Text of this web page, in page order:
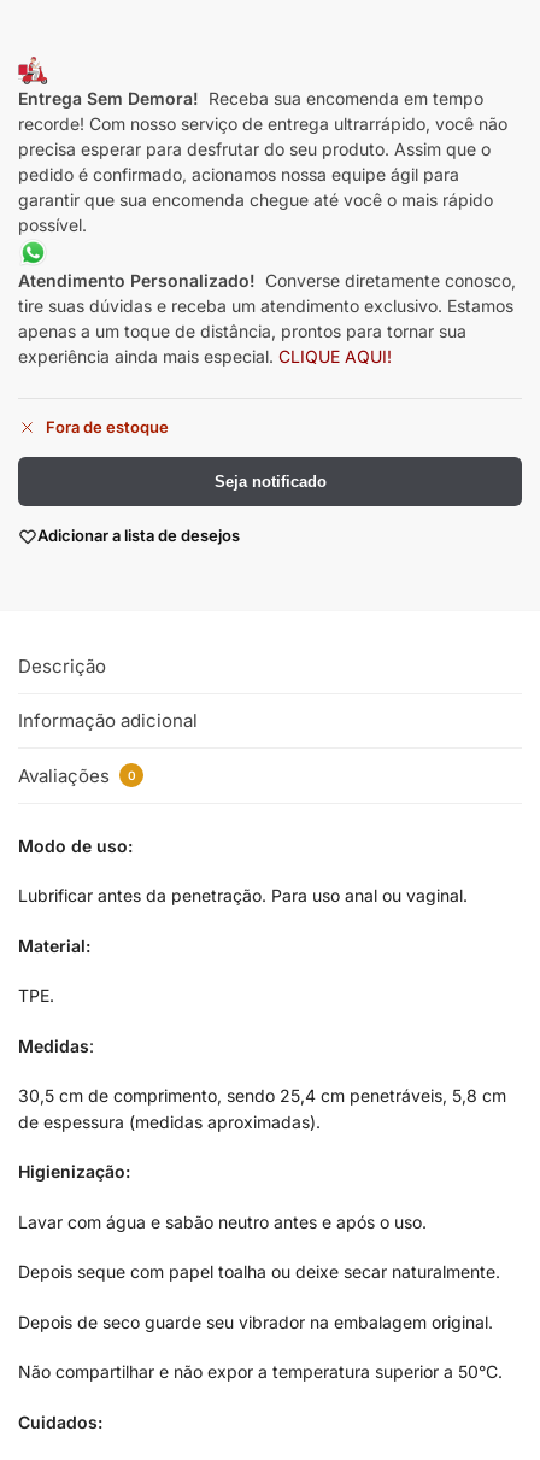
Entrega Sem Demora! Receba sua encomenda em tempo
recorde! Com nosso serviço de entrega ultrarrápido, você não
precisa esperar para desfrutar do seu produto. Assim que o
pedido é confirmado, acionamos nossa equipe ágil para
garantir que sua encomenda chegue até você o mais rápido
possível.
Atendimento Personalizado! Converse diretamente conosco,
tire suas dúvidas e receba um atendimento exclusivo. Estamos
apenas a um toque de distância, prontos para tornar sua
experiência ainda mais especial. CLIQUE AQUI!
Fora de estoque
Seja notificado
Adicionar a lista de desejos
Descrição
Informação adicional
Avaliações 0
Modo de uso:
Lubrificar antes da penetração. Para uso anal ou vaginal.
Material:
TPE.
Medidas:
30,5 cm de comprimento, sendo 25,4 cm penetráveis, 5,8 cm
de espessura (medidas aproximadas).
Higienização:
Lavar com água e sabão neutro antes e após o uso.
Depois seque com papel toalha ou deixe secar naturalmente.
Depois de seco guarde seu vibrador na embalagem original.
Não compartilhar e não expor a temperatura superior a 50°C.
Cuidados: